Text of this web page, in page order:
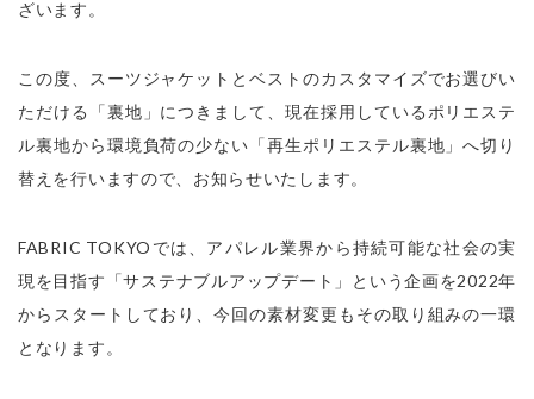
ざいます。
この度、スーツジャケットとベストのカスタマイズでお選びい
ただける「裏地」につきまして、現在採用しているポリエステ
ル裏地から環境負荷の少ない「再生ポリエステル裏地」へ切り
替えを行いますので、お知らせいたします。
FABRIC TOKYOでは、アパレル業界から持続可能な社会の実
現を目指す「サステナブルアップデート」という企画を2022年
からスタートしており、今回の素材変更もその取り組みの一環
となります。